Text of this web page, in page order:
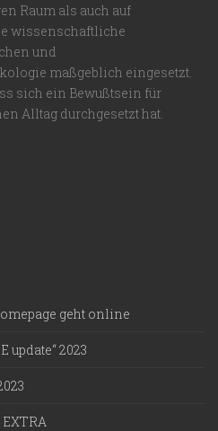
Raum als auch auf
wissenschaftliche
und
maßgeblich eingesetzt.
sich ein Bewußtsein für
Alltag durchgesetzt hat.
geht online
update“ 2023
EXTRA